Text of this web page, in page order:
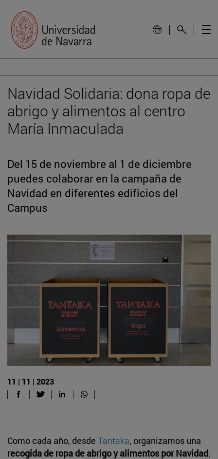
Navidad Solidaria: dona ropa de
abrigo y alimentos al centro
María Inmaculada
Del 15 de noviembre al 1 de diciembre
puedes colaborar en la campaña de
Navidad en diferentes edificios del
Campus
11 | 11 | 2023
Como cada año, desde Tantaka, organizamos una
recogida de ropa de abrigo y alimentos por Navidad.